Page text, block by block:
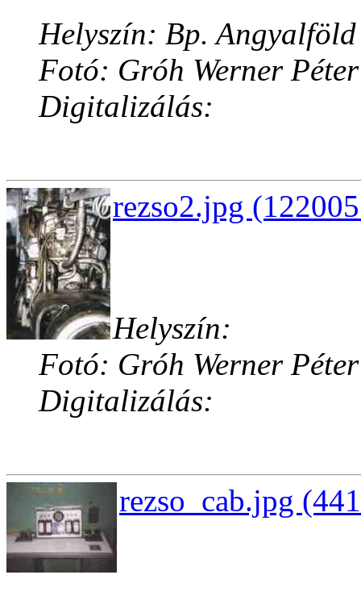
Helyszín: Bp. Angyalföld
Fotó: Gróh Werner Péter
Digitalizálás:
rezso2.jpg
Helyszín:
Fotó: Gróh Werner Péter
Digitalizálás:
rezso_cab.jpg